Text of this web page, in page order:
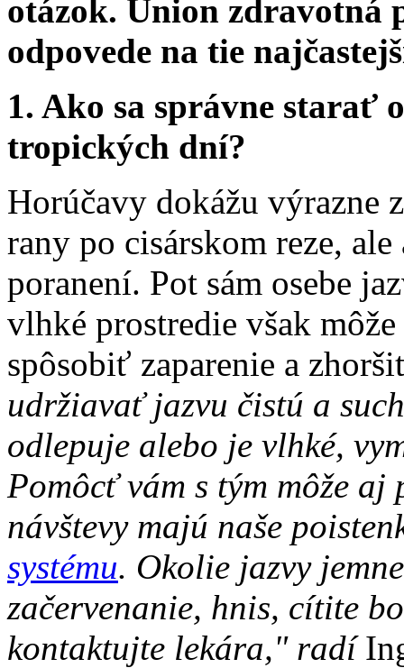
otázok. Union zdravotná
odpovede na tie
1. Ako sa správne starať
tropických dní?
Horúčavy dokážu výrazne
rany po cisárskom reze,
poranení. Pot sám osebe
vlhké prostredie však
spôsobiť zaparenie a
udržiavať jazvu čistú a
odlepuje alebo je vlhké,
Pomôcť vám s tým môže
návštevy majú naše
systému. Okolie jazvy
začervenanie, hnis, cítite
kontaktujte lekára," radí